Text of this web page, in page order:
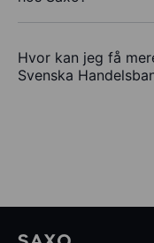
Hvor kan jeg få
Svenska